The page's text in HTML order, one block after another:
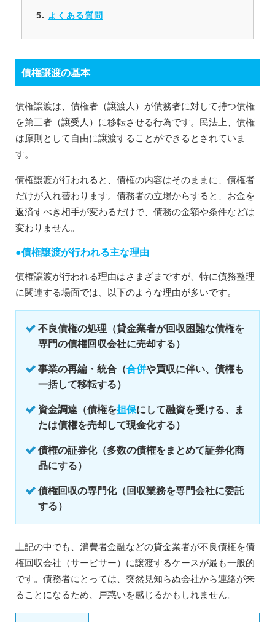
よくある質問
債権譲渡の基本
債権譲渡は、債権者（譲渡人）が債務者に対して持つ債権
を第三者（譲受人）に移転させる行為です。民法上、債権
は原則として自由に譲渡することができるとされていま
す。
債権譲渡が行われると、債権の内容はそのままに、債権者
だけが入れ替わります。債務者の立場からすると、お金を
返済すべき相手が変わるだけで、債務の金額や条件などは
変わりません。
債権譲渡が行われる主な理由
債権譲渡が行われる理由はさまざまですが、特に債務整理
に関連する場面では、以下のような理由が多いです。
不良債権の処理（貸金業者が回収困難な債権を
専門の債権回収会社に売却する）
事業の再編・統合（合併や買収に伴い、債権も
一括して移転する）
資金調達（債権を担保にして融資を受ける、ま
たは債権を売却して現金化する）
債権の証券化（多数の債権をまとめて証券化商
品にする）
債権回収の専門化（回収業務を専門会社に委託
する）
上記の中でも、消費者金融などの貸金業者が不良債権を債
権回収会社（サービサー）に譲渡するケースが最も一般的
です。債務者にとっては、突然見知らぬ会社から連絡が来
ることになるため、戸惑いを感じるかもしれません。